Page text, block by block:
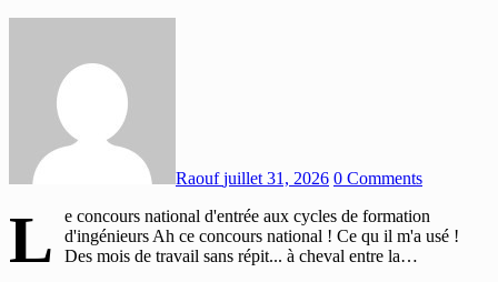
Raoufjuillet 31, 2026 0 Comments
L
e concours national d'entrée aux cycles de formation
d'ingénieurs Ah ce concours national ! Ce qu il m'a usé !
Des mois de travail sans répit... à cheval entre la…